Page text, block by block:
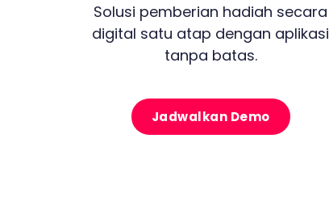
Solusi pemberian hadiah secara
digital satu atap dengan aplikasi
tanpa batas.
Jadwalkan Demo